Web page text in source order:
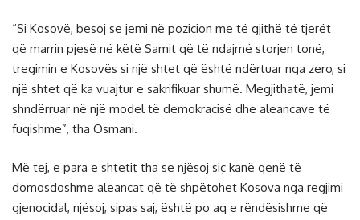
“Si Kosovë, besoj se jemi në pozicion me të gjithë të tjerët
që marrin pjesë në këtë Samit që të ndajmë storjen tonë,
tregimin e Kosovës si një shtet që është ndërtuar nga zero, si
një shtet që ka vuajtur e sakrifikuar shumë. Megjithatë, jemi
shndërruar në një model të demokracisë dhe aleancave të
fuqishme”, tha Osmani.
Më tej, e para e shtetit tha se njësoj siç kanë qenë të
domosdoshme aleancat që të shpëtohet Kosova nga regjimi
gjenocidal, njësoj, sipas saj, është po aq e rëndësishme që